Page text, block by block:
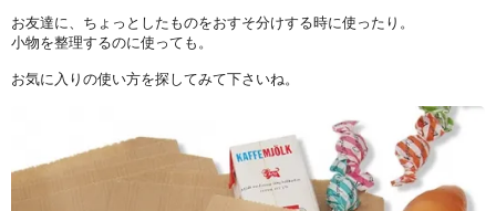
お友達に、ちょっとしたものをおすそ分けする時に使ったり。
小物を整理するのに使っても。
お気に入りの使い方を探してみて下さいね。